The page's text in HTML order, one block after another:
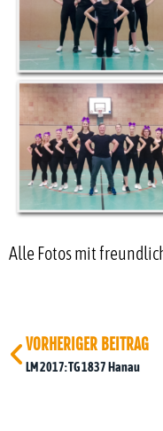
Alle Fotos mit
VORHERIGER BEITRAG
LM 2017: TG 1837 Hanau